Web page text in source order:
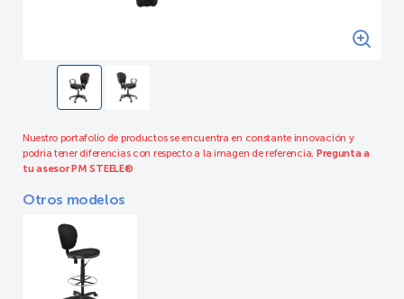
Nuestro portafolio de productos se encuentra en constante innovación y
podria tener diferencias con respecto a la imagen de referencia. Pregunta a
tu asesor PM STEELE®
Otros modelos